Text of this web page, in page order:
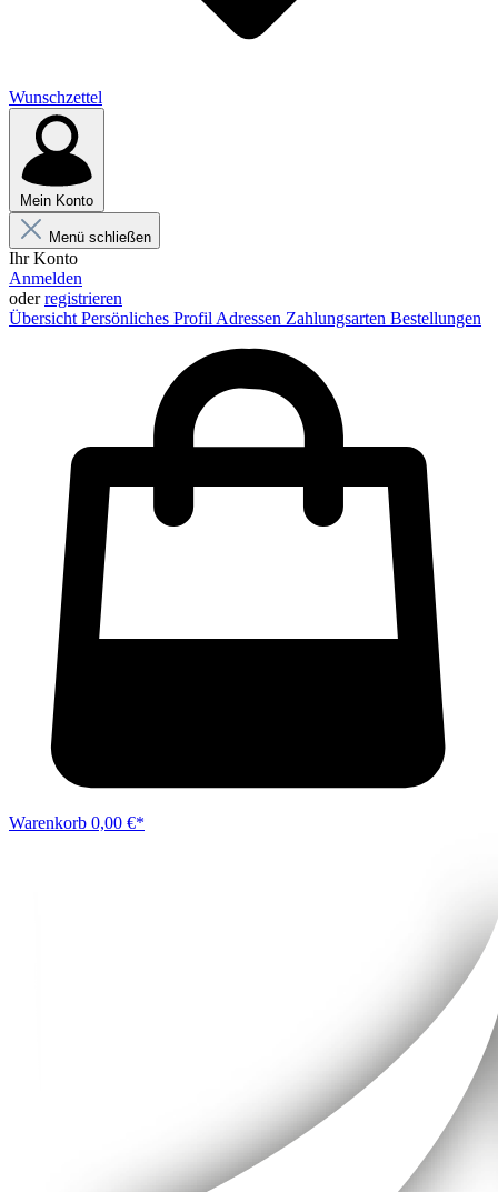
Wunschzettel
Mein Konto
Menü schließen
Ihr Konto
Anmelden
oderregistrieren
Übersicht Persönliches Profil Adressen Zahlungsarten Bestellungen
Warenkorb 0,00 €*